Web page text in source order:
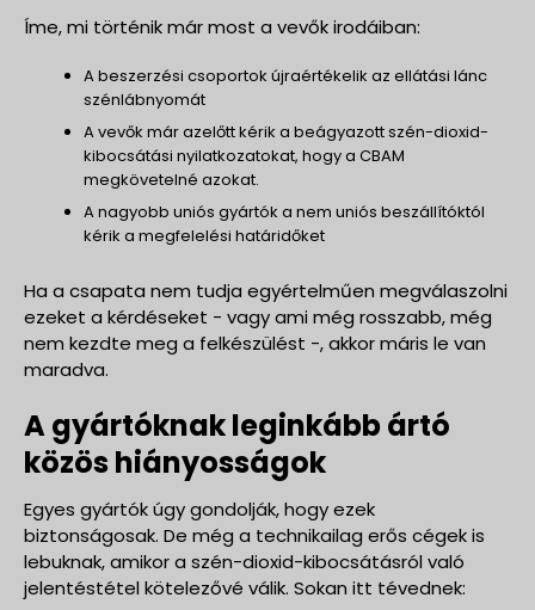
Íme, mi történik már most a vevők irodáiban:
A beszerzési csoportok újraértékelik az ellátási lánc
szénlábnyomát
A vevők már azelőtt kérik a beágyazott szén-dioxid-
kibocsátási nyilatkozatokat, hogy a CBAM
megkövetelné azokat.
A nagyobb uniós gyártók a nem uniós beszállítóktól
kérik a megfelelési határidőket
Ha a csapata nem tudja egyértelműen megválaszolni
ezeket a kérdéseket - vagy ami még rosszabb, még
nem kezdte meg a felkészülést -, akkor máris le van
maradva.
A gyártóknak leginkább ártó
közös hiányosságok
Egyes gyártók úgy gondolják, hogy ezek
biztonságosak. De még a technikailag erős cégek is
lebuknak, amikor a szén-dioxid-kibocsátásról való
jelentéstétel kötelezővé válik. Sokan itt tévednek: